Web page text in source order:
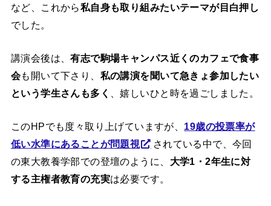
など、これから私自身も取り組みたいテーマが目白押し
でした。
講演会後は、有志で駒場キャンパス近くのカフェで食事
会も開いて下さり、 私の講演を聞いて急きょ参加したい
という学生さんも多く
、嬉しいひと時を過ごしました。
このHPでも度々取り上げていますが、 19歳の投票率が
低い水準にあることが問題視
されている中で、今回
の東大教養学部での登壇のように、 大学1・2年生に対
する主権者教育の充実は必要です。